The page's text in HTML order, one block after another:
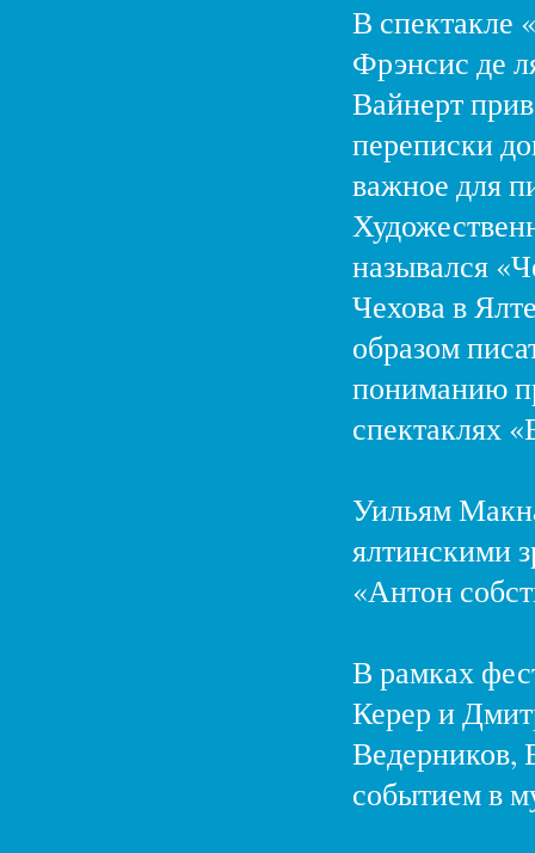
В спектакле
Фрэнсис де
Вайнерт
переписки
важное для
назывался
Чехова в
образом
пониманию
спектаклях
Уильям
ялтинскими
«Антон
В рамках
Керер и
Ведерников,
событием в